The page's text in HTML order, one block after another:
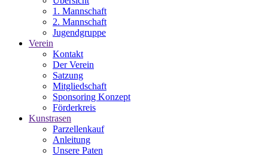
1. Mannschaft
2. Mannschaft
Jugendgruppe
Verein
Kontakt
Der Verein
Satzung
Mitgliedschaft
Sponsoring Konzept
Förderkreis
Kunstrasen
Parzellenkauf
Anleitung
Unsere Paten